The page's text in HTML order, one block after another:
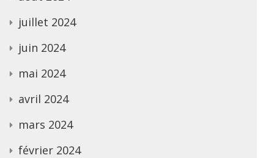
juillet 2024
juin 2024
mai 2024
avril 2024
mars 2024
février 2024